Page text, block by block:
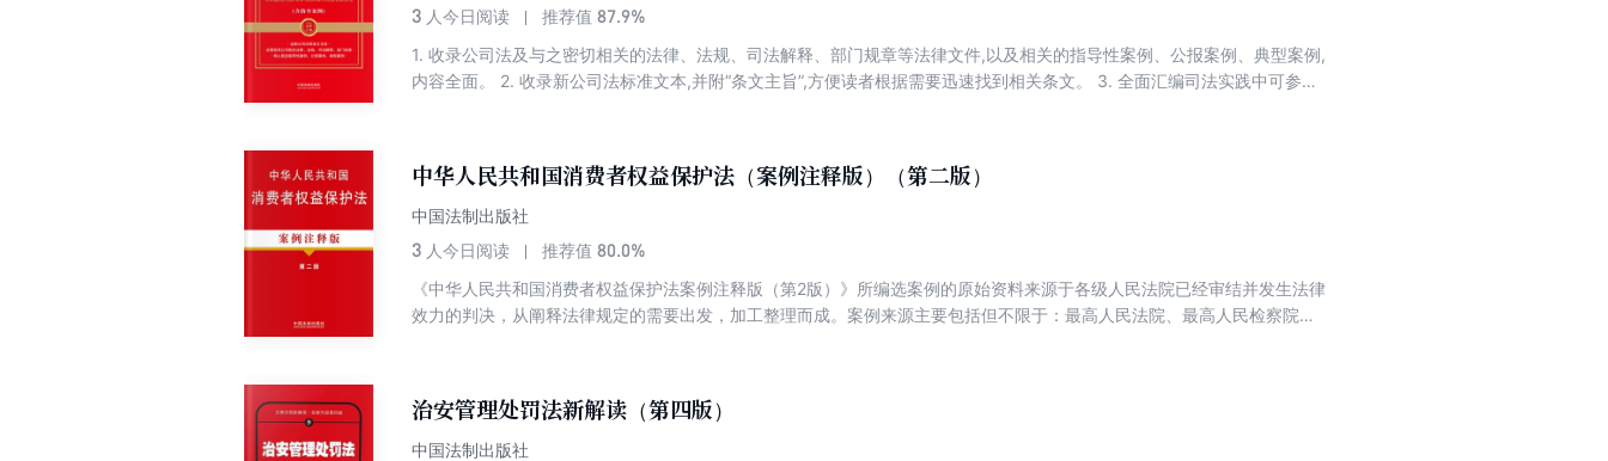
3 人今日阅读 推荐值 87.9%
1. 收录公司法及与之密切相关的法律、法规、司法解释、部门规章等法律文件,以及相关的指导性案例、公报案例、典型案例,
内容全面。 2. 收录新公司法标准文本,并附“条文主旨”,方便读者根据需要迅速找到相关条文。 3. 全面汇编司法实践中可参照
中华人民共和国消费者权益保护法（案例注释版）（第二版）
中国法制出版社
3 人今日阅读 推荐值 80.0%
《中华人民共和国消费者权益保护法案例注释版（第2版）》所编选案例的原始资料来源于各级人民法院已经审结并发生法律
效力的判决，从阐释法律规定的需要出发，加工整理而成。案例来源主要包括但不限于：最高人民法院、最高人民检察院公
治安管理处罚法新解读（第四版）
中国法制出版社